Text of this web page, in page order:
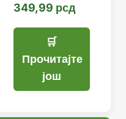
349,99 рсд
Прочитајте
још